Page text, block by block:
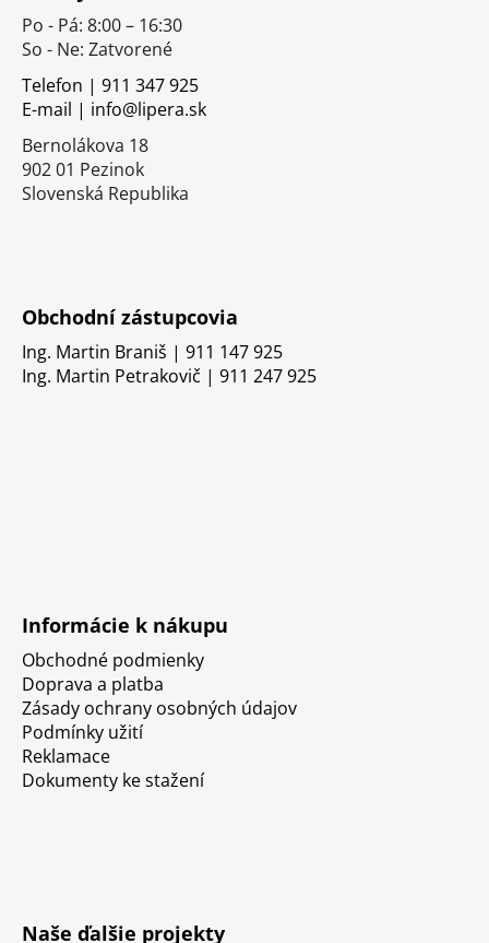
Po - Pá: 8:00 – 16:30
So - Ne: Zatvorené
Telefon | 911 347 925
E-mail | info@lipera.sk
Bernolákova 18
902 01 Pezinok
Slovenská Republika
Obchodní zástupcovia
Ing. Martin Braniš | 911 147 925
Ing. Martin Petrakovič | 911 247 925
Informácie k nákupu
Obchodné podmienky
Doprava a platba
Zásady ochrany osobných údajov
Podmínky užití
Reklamace
Dokumenty ke stažení
Naše ďalšie projekty